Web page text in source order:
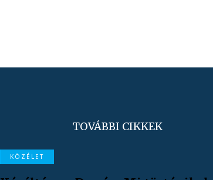
TOVÁBBI CIKKEK
KÖZÉLET